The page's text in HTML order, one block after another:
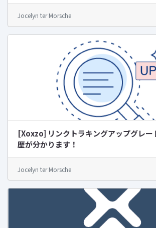
Jocelyn ter Morsche
[Xoxzo] リンクトラキングアップグレー
歴が分かります！
Jocelyn ter Morsche